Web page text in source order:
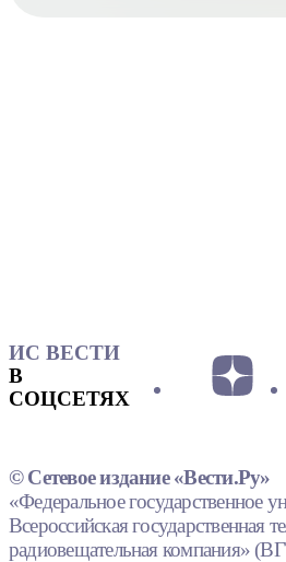
ИС ВЕСТИ
В
СОЦСЕТЯХ
© Сетевое издание «Вести.Ру»
«Федеральное государственное
Всероссийская государственная
радиовещательная компания»